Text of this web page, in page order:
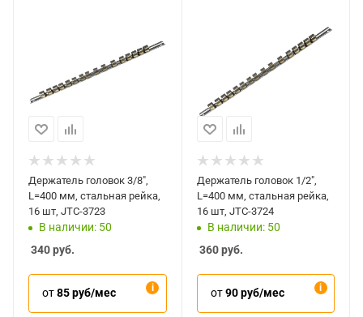
Держатель головок 3/8",
L=400 мм, стальная рейка,
16 шт, JTC-3723
В наличии: 50
340руб.
от85 руб/мес
Держатель головок 1/2",
L=400 мм, стальная рейка,
16 шт, JTC-3724
В наличии: 50
360руб.
от90 руб/мес